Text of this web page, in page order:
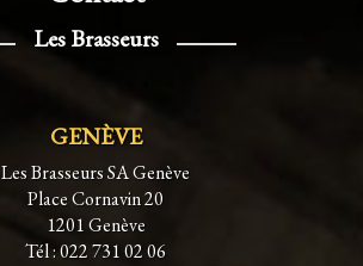
Les Brasseurs
GENÈVE
Les Brasseurs SA Genève
Place Cornavin 20
1201 Genève
Tél : 022 731 02 06